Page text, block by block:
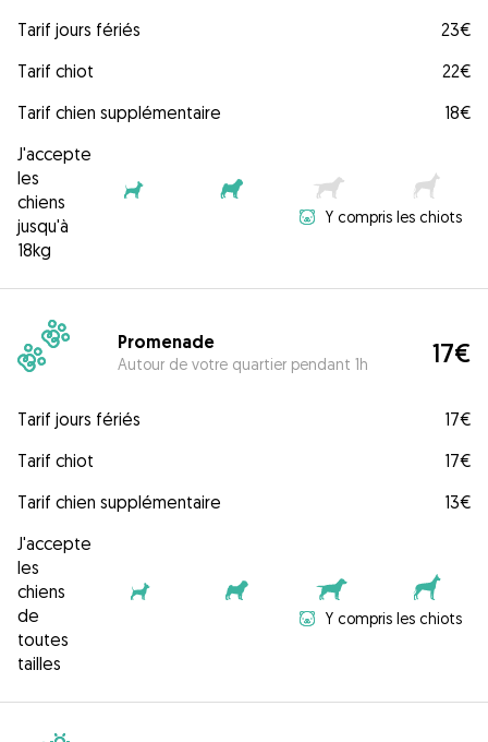
Tarif jours fériés
23€
Tarif chiot
22€
Tarif chien supplémentaire
18€
J'accepte
les
chiens
jusqu'à
18kg
Y compris les chiots
Promenade
Autour de votre quartier pendant 1h 17€
Tarif jours fériés
17€
Tarif chiot
17€
Tarif chien supplémentaire
13€
J'accepte
les
chiens
de
toutes
tailles
Y compris les chiots